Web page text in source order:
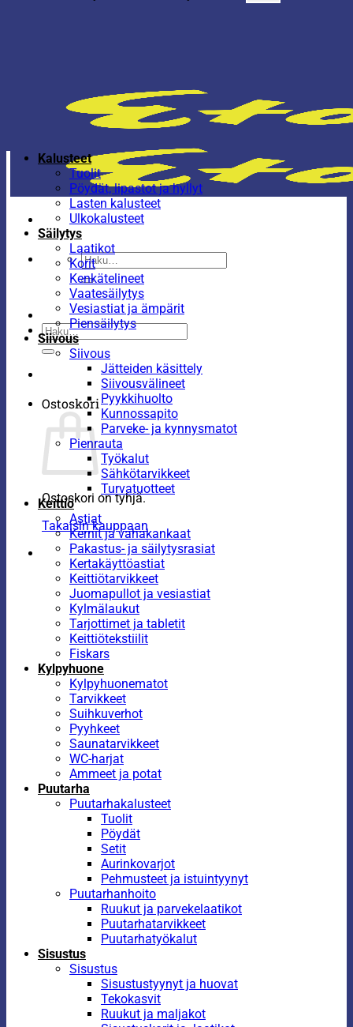
Etsi:
Etsi:
Ostoskori
Ostoskori on tyhjä.
Takaisin kauppaan
Kalusteet
Tuolit
Pöydät, lipastot ja hyllyt
Lasten kalusteet
Ulkokalusteet
Säilytys
Laatikot
Korit
Kenkätelineet
Vaatesäilytys
Vesiastiat ja ämpärit
Piensäilytys
Siivous
Siivous
Jätteiden käsittely
Siivousvälineet
Pyykkihuolto
Kunnossapito
Parveke- ja kynnysmatot
Pienrauta
Työkalut
Sähkötarvikkeet
Turvatuotteet
Keittiö
Astiat
Kernit ja vahakankaat
Pakastus- ja säilytysrasiat
Kertakäyttöastiat
Keittiötarvikkeet
Juomapullot ja vesiastiat
Kylmälaukut
Tarjottimet ja tabletit
Keittiötekstiilit
Fiskars
Kylpyhuone
Kylpyhuonematot
Tarvikkeet
Suihkuverhot
Pyyhkeet
Saunatarvikkeet
WC-harjat
Ammeet ja potat
Puutarha
Puutarhakalusteet
Tuolit
Pöydät
Setit
Aurinkovarjot
Pehmusteet ja istuintyynyt
Puutarhanhoito
Ruukut ja parvekelaatikot
Puutarhatarvikkeet
Puutarhatyökalut
Sisustus
Sisustus
Sisustustyynyt ja huovat
Tekokasvit
Ruukut ja maljakot